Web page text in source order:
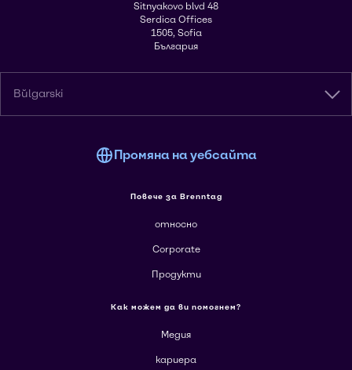
Sitnyakovo blvd 48
Serdica Offices
1505, Sofia
България
Bŭlgarski
Промяна на уебсайта
Повече за Brenntag
относно
Corporate
Продукти
Как можем да ви помогнем?
Медия
кариера